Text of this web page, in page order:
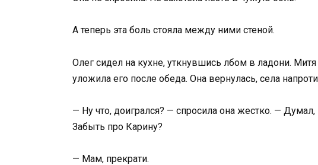
А теперь эта боль стояла между ними стеной.
Олег сидел на кухне, уткнувшись лбом в ладони.
уложила его после обеда. Она вернулась, села
— Ну что, доигрался? — спросила она жестко. —
Забыть про Карину?
— Мам, прекрати.